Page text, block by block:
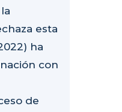
esta
ha
con
de